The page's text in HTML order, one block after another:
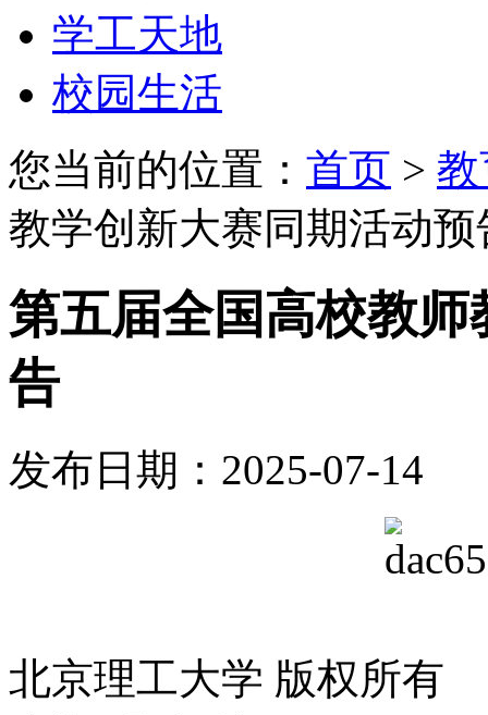
学工天地
校园生活
您当前的位置： 首页 >
教学创新大赛同期活动预
第五届全国高校教
告
发布日期：2025-07-14
北京理工大学 版权所